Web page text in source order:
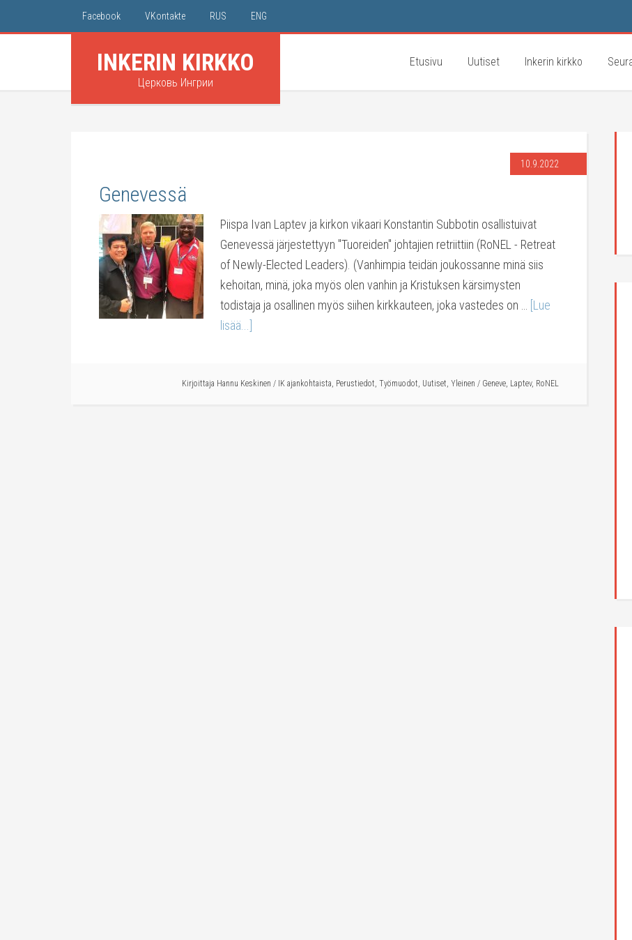
Facebook VKontakte RUS ENG
INKERIN KIRKKO
Церковь Ингрии
Etusivu Uutiset Inkerin kirkko
10.9.2022
Genevessä
Рiispa Ivan Laptev ja kirkon vikaari Konstantin Subbotin osallistuivat
Genevessä järjestettyyn "Tuoreiden" johtajien retriittiin (RoNEL - Retreat
of Newly-Elected Leaders). (Vanhimpia teidän joukossanne minä siis
kehoitan, minä, joka myös olen vanhin ja Kristuksen kärsimysten
todistaja ja osallinen myös siihen kirkkauteen, joka vastedes on …
[Lue
lisää...]
Kirjoittaja Hannu Keskinen / IK ajankohtaista, Perustiedot, Työmuodot, Uutiset, Yleinen / Geneve, Laptev, RoNEL